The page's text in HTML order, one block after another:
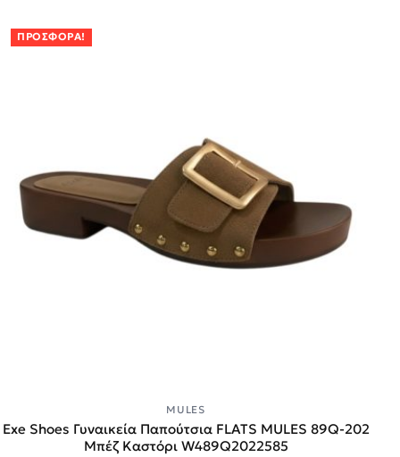
ΠΡΟΣΦΟΡΆ!
MULES
Exe Shoes Γυναικεία Παπούτσια FLATS MULES 89Q-202
Μπέζ Καστόρι W489Q2022585